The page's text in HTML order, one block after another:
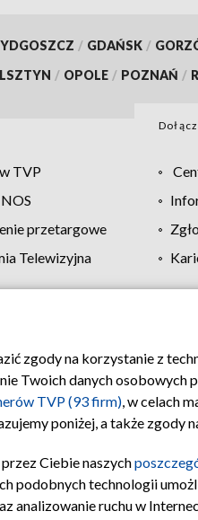
/ GDAŃSK /
/ OPOLE / POZNAŃ /
TVP
przetargowe
Telewizyjna
Polityka prywatności
zgody na korzystanie z
Twoich danych osobowych
TVP (93 firm), w celach
poniżej, a także
Ciebie naszych
technologii
analizowanie ruchu w